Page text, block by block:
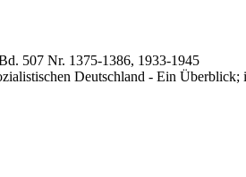
507 Nr. 1375-1386, 1933-1945
Deutschland - Ein